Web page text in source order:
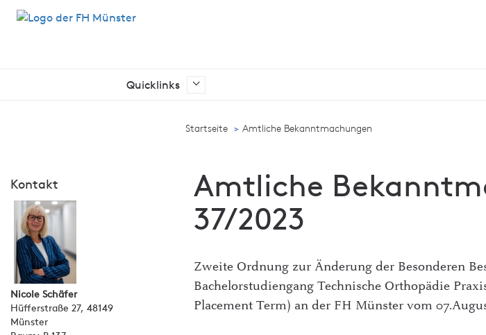
Quicklinks
Startseite Amtliche Bekanntmachungen
Amtliche
37/2023
Zweite Ordnung zur Änderung der Besonderen
Bachelorstudiengang Technische Orthopädie
Placement Term) an der FH Münster vom
Kontakt
Nicole Schäfer
Hüfferstraße 27, 48149
Münster